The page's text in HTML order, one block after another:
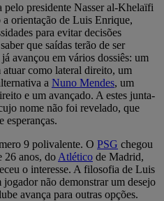
pelo presidente Nasser al-Khelaïfi
orientação de Luis Enrique,
para evitar decisões
que saídas terão de ser
avançou em vários dossiês: um
atuar como lateral direito, um
a Nuno Mendes, um
e um avançado. A estes junta-
nome não foi revelado, que
esperanças.
9 polivalente. O PSG chegou
26 anos, do Atlético de Madrid,
o interesse. A filosofia de Luis
não demonstrar um desejo
avança para outras opções.